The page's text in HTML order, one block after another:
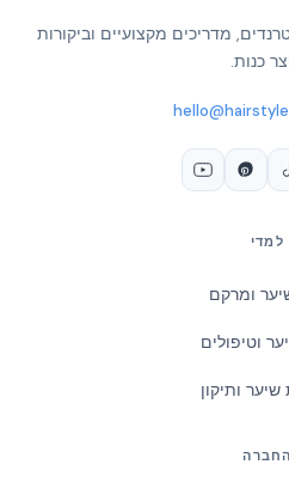
מדריכים מקצועיים וביקורות
כנות.
למדי
ומרקם
וטיפולים
שיער ותיקון
החברה